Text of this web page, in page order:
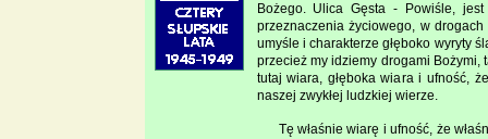
Bożego. Ulica Gęsta - Powiśle,
przeznaczenia życiowego, w
umyśle i charakterze głęboko wyryty
przecież my idziemy drogami Bożymi,
tutaj wiara, głęboka wiara i ufność,
naszej zwykłej ludzkiej wierze.
Tę właśnie wiarę i ufność, że